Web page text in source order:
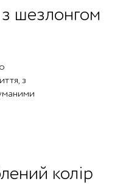
шезлонгом
з
колір